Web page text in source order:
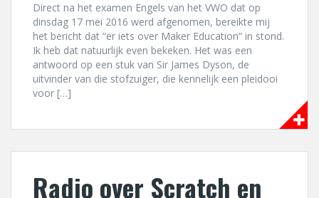
Direct na het examen Engels van het VWO dat op
dinsdag 17 mei 2016 werd afgenomen, bereikte mij
het bericht dat “er iets over Maker Education” in stond.
Ik heb dat natuurlijk even bekeken. Het was een
antwoord op een stuk van Sir James Dyson, de
uitvinder van die stofzuiger, die kennelijk een pleidooi
voor […]
Radio over Scratch en